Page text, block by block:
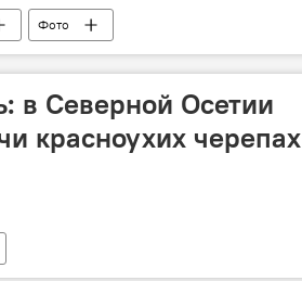
Фото
в Северной Осетии
красноухих черепах